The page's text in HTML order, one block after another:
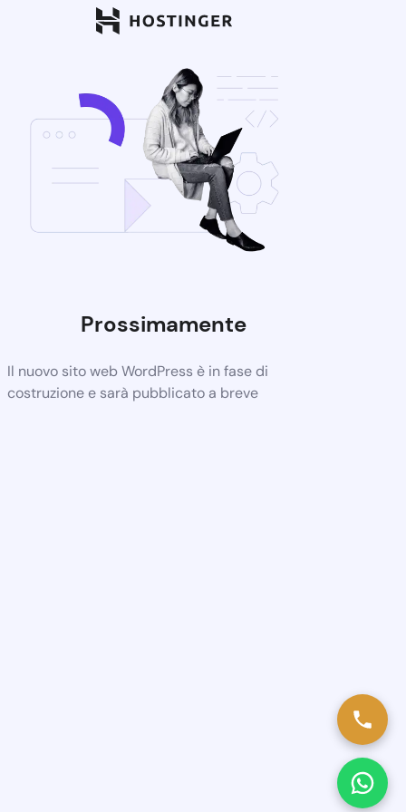
Prossimamente
Il nuovo sito web WordPress è in fase di
costruzione e sarà pubblicato a breve